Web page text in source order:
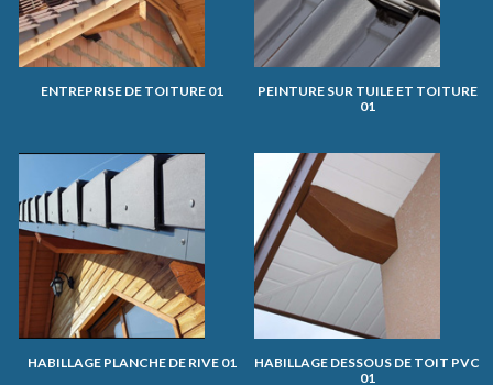
ENTREPRISE DE TOITURE 01
PEINTURE SUR TUILE ET TOITURE
01
HABILLAGE PLANCHE DE RIVE 01
HABILLAGE DESSOUS DE TOIT PVC
01